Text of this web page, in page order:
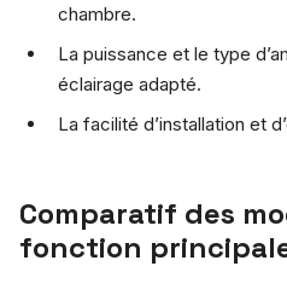
chambre.
La puissance et le type
éclairage adapté.
La facilité d’installation et
Comparatif des
fonction